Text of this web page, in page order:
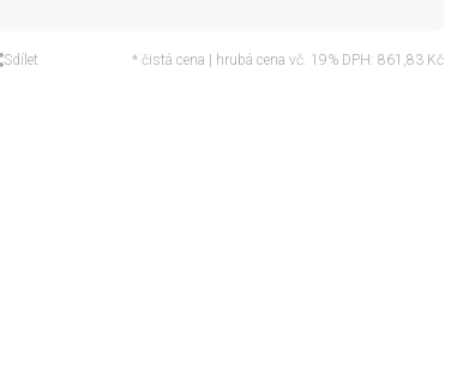
Sdílet * čistá cena | hrubá cena vč. 19% DPH: 861,83 Kč